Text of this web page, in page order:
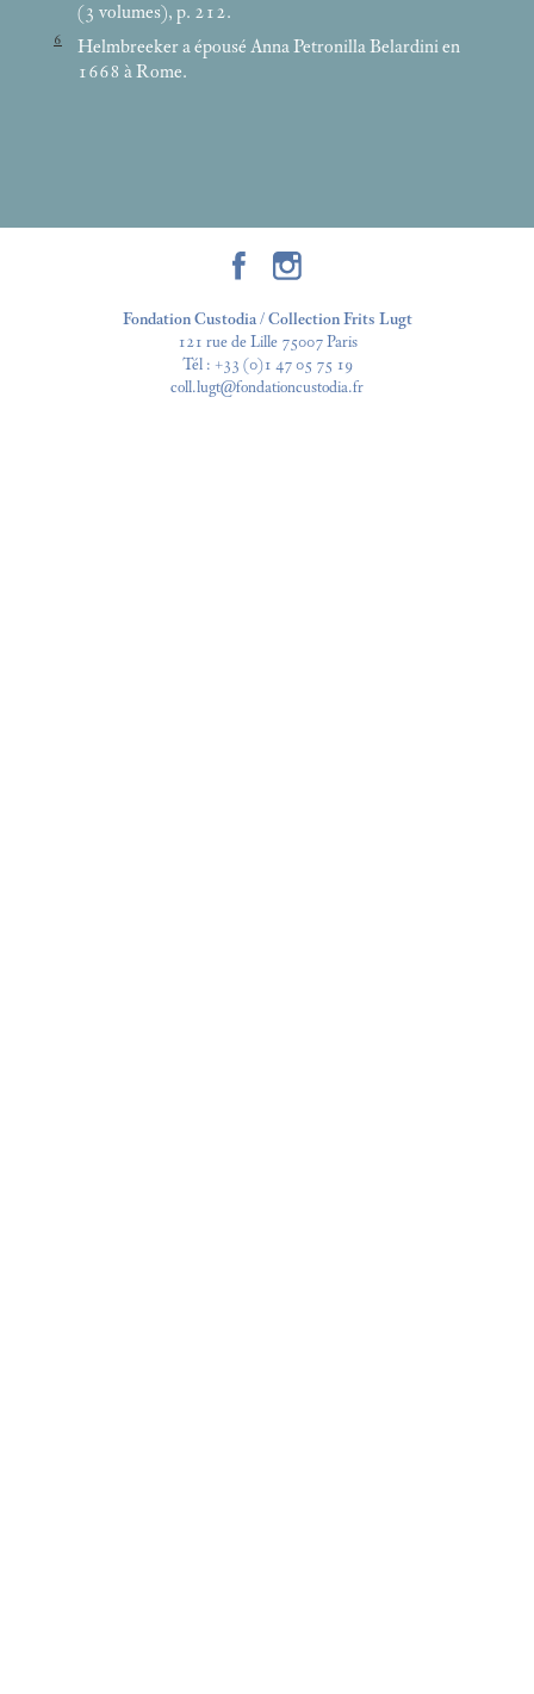
(3 volumes), p. 212.
6
Helmbreeker a épousé Anna Petronilla Belardini en
1668 à Rome.
Fondation Custodia / Collection Frits Lugt
121 rue de Lille 75007 Paris
Tél : +33 (0)1 47 05 75 19
coll.lugt@fondationcustodia.fr